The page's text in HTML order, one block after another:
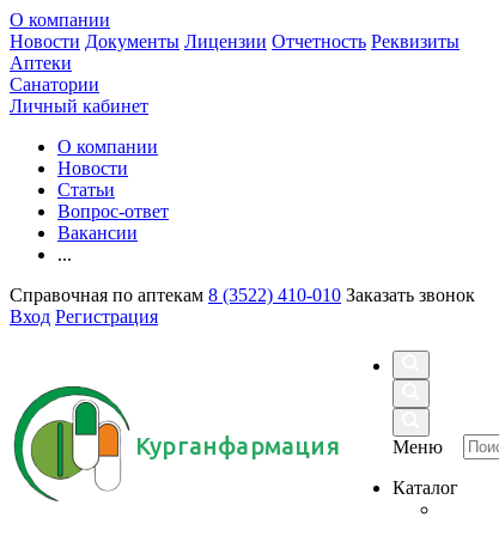
О компании
Новости Документы Лицензии Отчетность Реквизиты
Аптеки
Санатории
Личный кабинет
О компании
Новости
Статьи
Вопрос-ответ
Вакансии
...
Справочная по аптекам 8 (3522) 410-010 Заказать звонок
Вход Регистрация
Курганфармация
Меню
Каталог